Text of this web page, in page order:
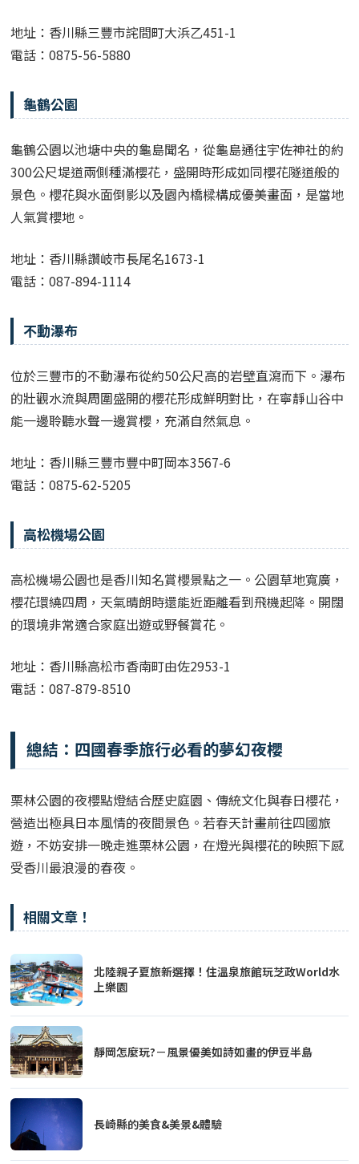
地址：香川縣三豐市詫間町大浜乙451-1
電話：0875-56-5880
龜鶴公園
龜鶴公園以池塘中央的龜島聞名，從龜島通往宇佐神社的約
300公尺堤道兩側種滿櫻花，盛開時形成如同櫻花隧道般的
景色。櫻花與水面倒影以及園內橋樑構成優美畫面，是當地
人氣賞櫻地。
地址：香川縣讚岐市長尾名1673-1
電話：087-894-1114
不動瀑布
位於三豐市的不動瀑布從約50公尺高的岩壁直瀉而下。瀑布
的壯觀水流與周圍盛開的櫻花形成鮮明對比，在寧靜山谷中
能一邊聆聽水聲一邊賞櫻，充滿自然氣息。
地址：香川縣三豐市豐中町岡本3567-6
電話：0875-62-5205
高松機場公園
高松機場公園也是香川知名賞櫻景點之一。公園草地寬廣，
櫻花環繞四周，天氣晴朗時還能近距離看到飛機起降。開闊
的環境非常適合家庭出遊或野餐賞花。
地址：香川縣高松市香南町由佐2953-1
電話：087-879-8510
總結：四國春季旅行必看的夢幻夜櫻
栗林公園的夜櫻點燈結合歷史庭園、傳統文化與春日櫻花，
營造出極具日本風情的夜間景色。若春天計畫前往四國旅
遊，不妨安排一晚走進栗林公園，在燈光與櫻花的映照下感
受香川最浪漫的春夜。
相關文章！
北陸親子夏旅新選擇！住溫泉旅館玩芝政World水
上樂園
靜岡怎麼玩?－風景優美如詩如畫的伊豆半島
長崎縣的美食&美景&體驗